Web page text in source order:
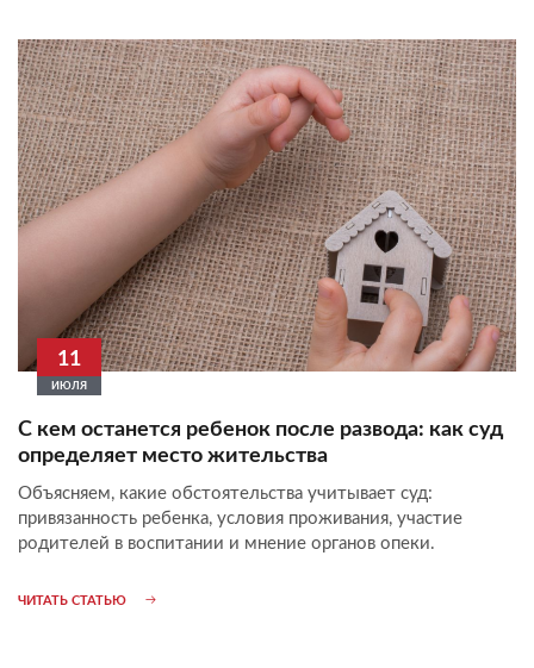
11
ИЮЛЯ
С кем останется ребенок после развода: как суд
определяет место жительства
Объясняем, какие обстоятельства учитывает суд:
привязанность ребенка, условия проживания, участие
родителей в воспитании и мнение органов опеки.
ЧИТАТЬ СТАТЬЮ